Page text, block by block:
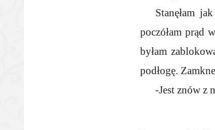
Stanęłam
poczółam prąd
byłam
podłogę.
-Jest znów z